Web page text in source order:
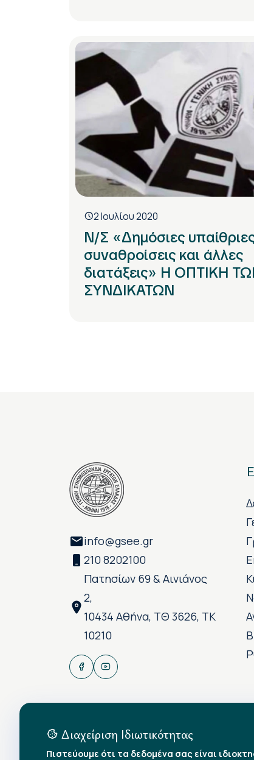
2 Ιουλίου 2020
Ν/Σ «Δημόσιες
συναθροίσεις και άλλες
διατάξεις» Η ΟΠΤΙΚΗ
ΣΥΝΔΙΚΑΤΩΝ
info@gsee.gr
210 8202100
Πατησίων 69 & Αινιάνος
2,
10434 Αθήνα, ΤΘ 3626, ΤΚ
10210
Διαχείριση Ιδιωτικότητας
Πιστεύουμε ότι τα δεδομένα σας είναι